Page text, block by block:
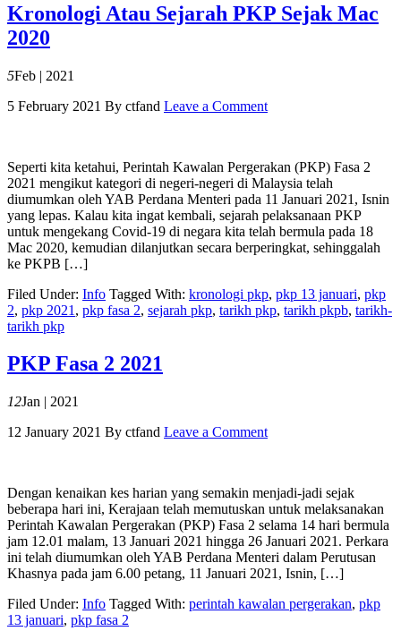
Kronologi Atau Sejarah PKP Sejak Mac
2020
5Feb | 2021
5 February 2021 By ctfand Leave a Comment
Seperti kita ketahui, Perintah Kawalan Pergerakan (PKP) Fasa 2
2021 mengikut kategori di negeri-negeri di Malaysia telah
diumumkan oleh YAB Perdana Menteri pada 11 Januari 2021, Isnin
yang lepas. Kalau kita ingat kembali, sejarah pelaksanaan PKP
untuk mengekang Covid-19 di negara kita telah bermula pada 18
Mac 2020, kemudian dilanjutkan secara berperingkat, sehinggalah
ke PKPB […]
Filed Under: Info Tagged With: kronologi pkp, pkp 13 januari, pkp
2, pkp 2021 , pkp fasa 2, sejarah pkp, tarikh pkp, tarikh pkpb, tarikh-
tarikh pkp
PKP Fasa 2 2021
12Jan | 2021
12 January 2021 By ctfand Leave a Comment
Dengan kenaikan kes harian yang semakin menjadi-jadi sejak
beberapa hari ini, Kerajaan telah memutuskan untuk melaksanakan
Perintah Kawalan Pergerakan (PKP) Fasa 2 selama 14 hari bermula
jam 12.01 malam, 13 Januari 2021 hingga 26 Januari 2021. Perkara
ini telah diumumkan oleh YAB Perdana Menteri dalam Perutusan
Khasnya pada jam 6.00 petang, 11 Januari 2021, Isnin, […]
Filed Under: Info Tagged With: perintah kawalan pergerakan, pkp
13 januari, pkp fasa 2